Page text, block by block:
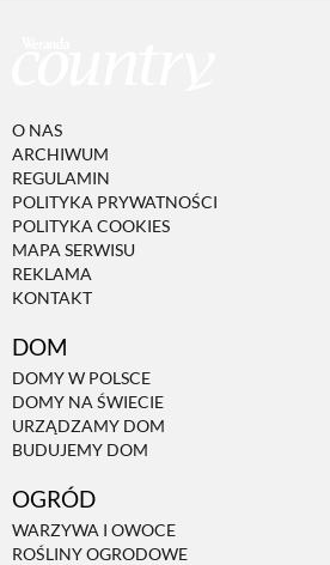
O NAS
ARCHIWUM
REGULAMIN
POLITYKA PRYWATNOŚCI
POLITYKA COOKIES
MAPA SERWISU
REKLAMA
KONTAKT
DOM
DOMY W POLSCE
DOMY NA ŚWIECIE
URZĄDZAMY DOM
BUDUJEMY DOM
OGRÓD
WARZYWA I OWOCE
ROŚLINY OGRODOWE